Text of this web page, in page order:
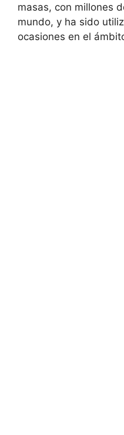
masas, con millones
mundo, y ha sido
ocasiones en el